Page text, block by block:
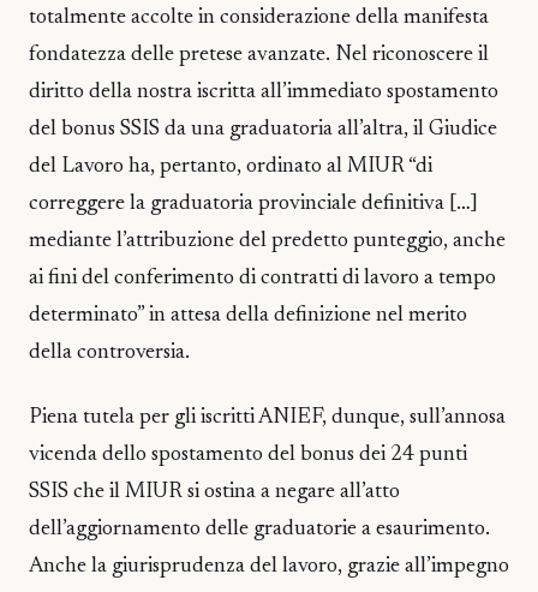
totalmente accolte in considerazione della manifesta
fondatezza delle pretese avanzate. Nel riconoscere il
diritto della nostra iscritta all’immediato spostamento
del bonus SSIS da una graduatoria all’altra, il Giudice
del Lavoro ha, pertanto, ordinato al MIUR “di
correggere la graduatoria provinciale definitiva […]
mediante l’attribuzione del predetto punteggio, anche
ai fini del conferimento di contratti di lavoro a tempo
determinato” in attesa della definizione nel merito
della controversia.
Piena tutela per gli iscritti ANIEF, dunque, sull’annosa
vicenda dello spostamento del bonus dei 24 punti
SSIS che il MIUR si ostina a negare all’atto
dell’aggiornamento delle graduatorie a esaurimento.
Anche la giurisprudenza del lavoro, grazie all’impegno